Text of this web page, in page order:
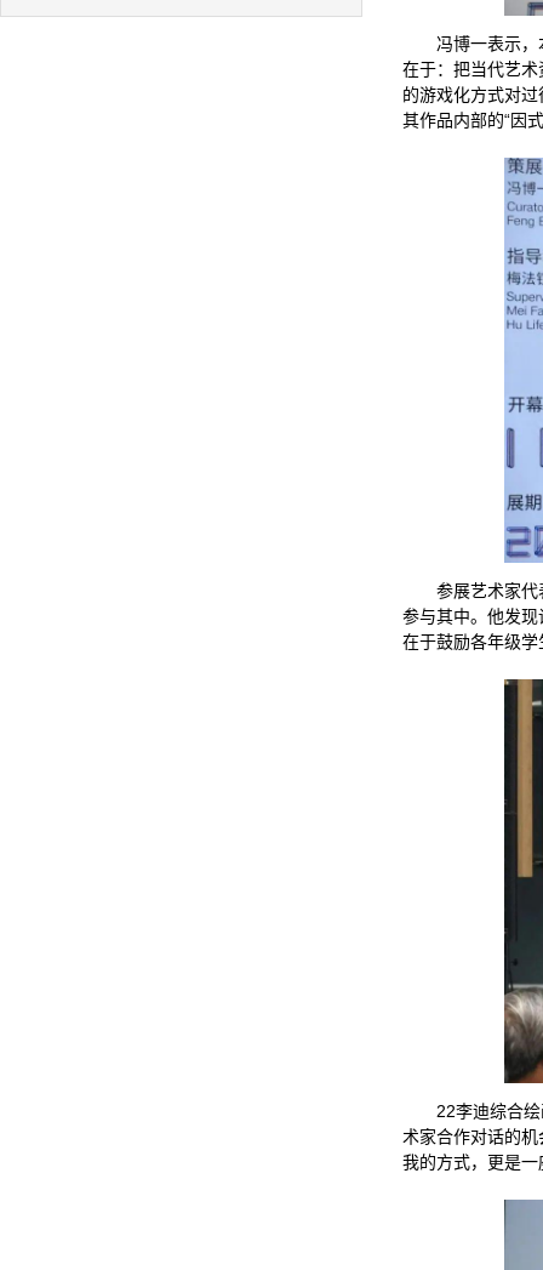
冯博一表示
在于：把当代艺
的游戏化方式对
其作品内部的“因
参展艺术家
参与其中。他发
在于鼓励各年级
22李迪综合
术家合作对话的
我的方式，更是